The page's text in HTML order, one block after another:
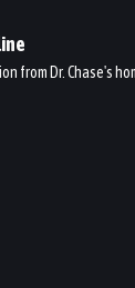
from Dr. Chase's